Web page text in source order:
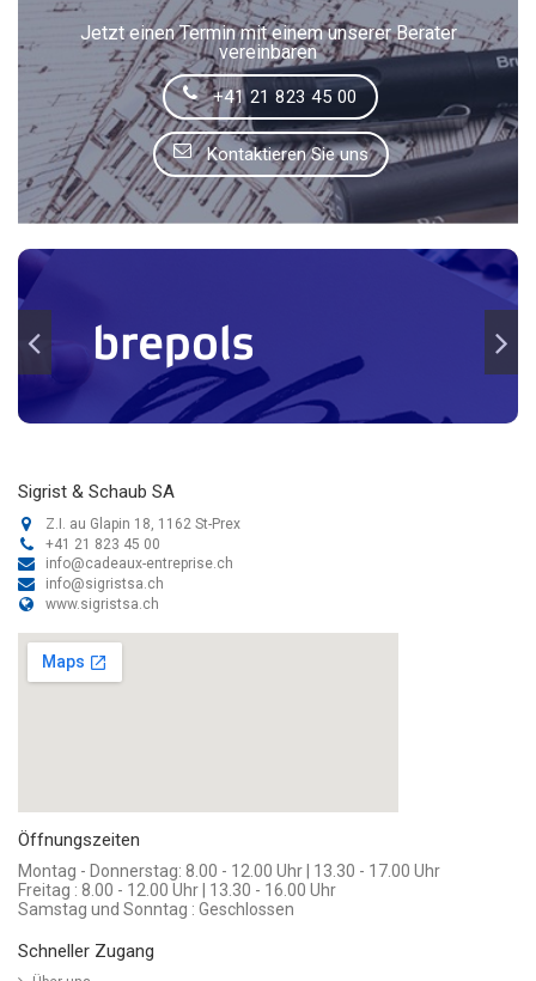
Jetzt einen Termin mit einem unserer Berater
vereinbaren
+41 21 823 45 00
Kontaktieren Sie uns
Sigrist & Schaub SA
Z.I. au Glapin 18, 1162 St-Prex
+41 21 823 45 00
info@cadeaux-entreprise.ch
info@sigristsa.ch
www.sigristsa.ch
Öffnungszeiten
Montag - Donnerstag: 8.00 - 12.00 Uhr | 13.30 - 17.00 Uhr
Freitag : 8.00 - 12.00 Uhr | 13.30 - 16.00 Uhr
Samstag und Sonntag : Geschlossen
Schneller Zugang